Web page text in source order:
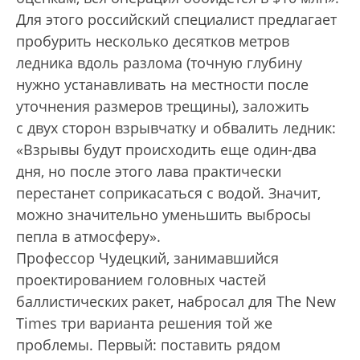
Для этого российский специалист предлагает
пробурить несколько десятков метров
ледника вдоль разлома (точную глубину
нужно устанавливать на местности после
уточнения размеров трещины), заложить
с двух сторон взрывчатку и обвалить ледник:
«Взрывы будут происходить еще один-два
дня, но после этого лава практически
перестанет соприкасаться с водой. Значит,
можно значительно уменьшить выбросы
пепла в атмосферу».
Профессор Чудецкий, занимавшийся
проектированием головных частей
баллистических ракет, набросал для The New
Times три варианта решения той же
проблемы. Первый: поставить рядом